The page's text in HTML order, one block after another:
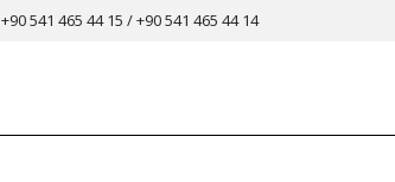
+90 541 465 44 15 / +90 541 465 44 14